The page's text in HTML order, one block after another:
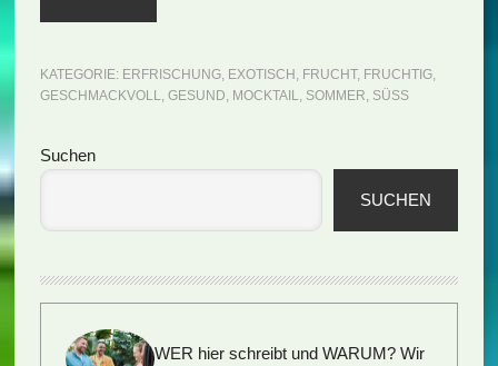
KATEGORIE: ERFRISCHUNG, EXOTISCH , FRUCHT, FRUCHTIG,
GESCHMACKVOLL, GESUND, MOCKTAIL, SOMMER, SÜSS
Seitenspalte
Suchen
SUCHEN
WER hier schreibt und WARUM? Wir